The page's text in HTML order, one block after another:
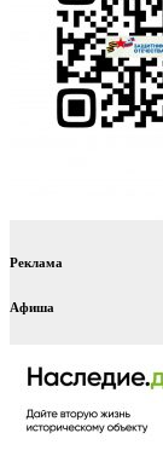
Реклама
Афиша